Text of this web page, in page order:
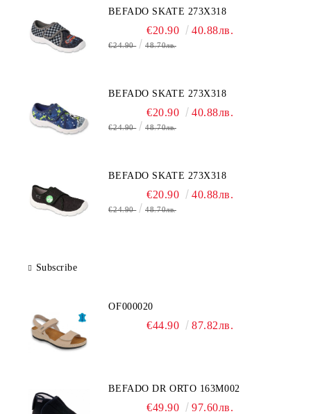
BEFADO SKATE 273X318
€20.90 40.88лв.
€24.90 48.70лв.
BEFADO SKATE 273X318
€20.90 40.88лв.
€24.90 48.70лв.
BEFADO SKATE 273X318
€20.90 40.88лв.
€24.90 48.70лв.
Subscribe
OF000020
€44.90 87.82лв.
BEFADO DR ORTO 163M002
€49.90 97.60лв.